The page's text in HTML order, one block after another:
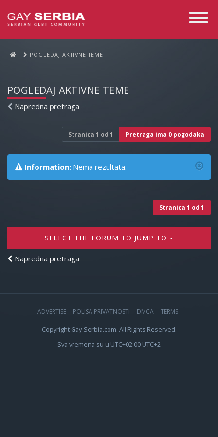
Toggle
POGLEDAJ AKTIVNE TEME
POGLEDAJ AKTIVNE TEME
Napredna pretraga
Stranica 1 od 1 Pretraga ima 0 pogodaka
Information: Nema rezultata.
Stranica 1 od 1
SELECT THE FORUM TO JUMP TO
Napredna pretraga
ADVERTISE POLISA PRIVATNOSTI DMCA TERMS
Copyright Gay-Serbia.com. All Rights Reserved.
- Sva vremena su u UTC+02:00 UTC+2 -